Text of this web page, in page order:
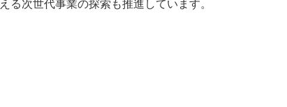
次世代事業の探索も推進しています。